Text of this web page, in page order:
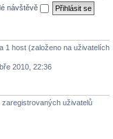
návštěvě
1 host (založeno na uživatelích
2010, 22:36
zaregistrovaných uživatelů